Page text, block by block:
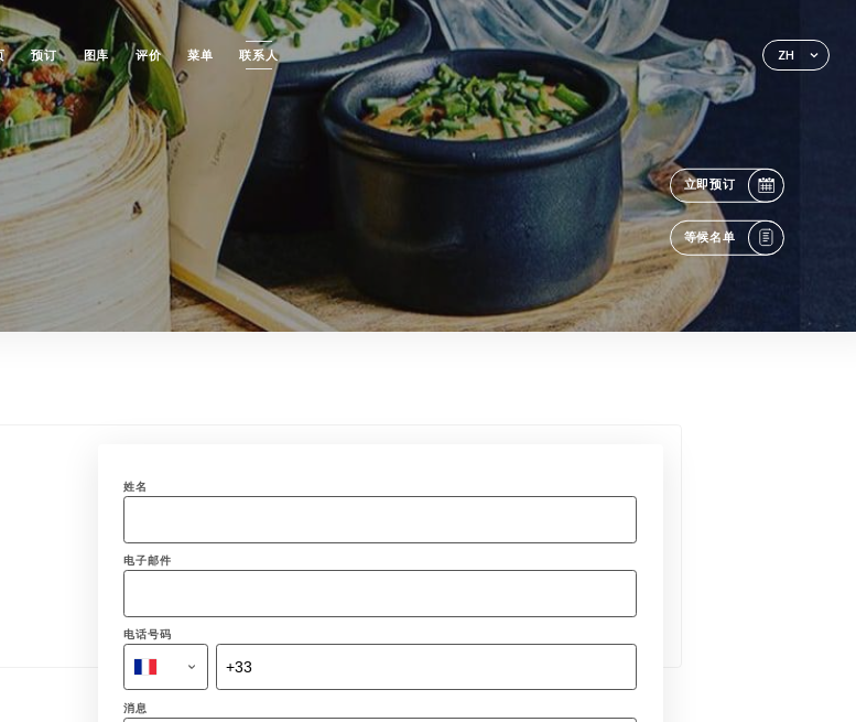
ZH
预订 图库 评价 菜单 联系人
立即预订
等候名单
姓名
电子邮件
电话号码
消息